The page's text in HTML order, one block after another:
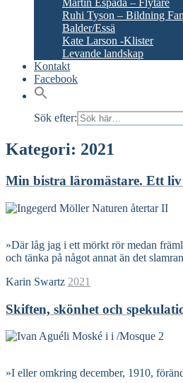
Martín Espada – Flytare
Ruhi Tyson – Bildning
Balder/Essä
Kate Larson -Klister
Levande landskap
Kontakt
Facebook
Sök efter:
Kategori: 2021
Min bistra läromästare. Ett liv
»Där låg jag i ett mörkt rör medan
och tänka på något annat än det
Karin Swartz 2021
Skiften, skönhet och
»I eller omkring december, 1910,